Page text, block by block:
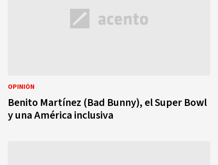
OPINIÓN
Benito Martínez (Bad Bunny), el Super Bowl
y una América inclusiva